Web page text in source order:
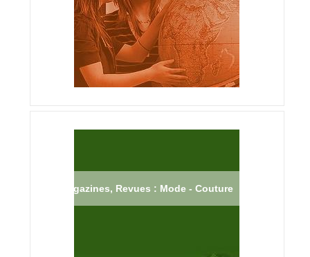
Magazines, Revues : Mode - Couture